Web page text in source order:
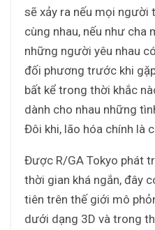
sẽ xảy ra nếu mọi người
cùng nhau, nếu như cha
những người yêu nhau
đối phương trước khi
bất kể trong thời khắc
dành cho nhau những
Đôi khi, lão hóa chính là
Được R/GA Tokyo phát
thời gian khá ngắn, đây
tiên trên thế giới mô
dưới dạng 3D và trong